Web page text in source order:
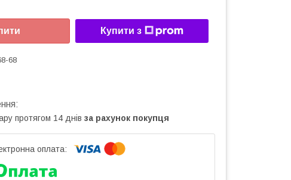
Купити з
68
протягом 14 днів за рахунок покупця